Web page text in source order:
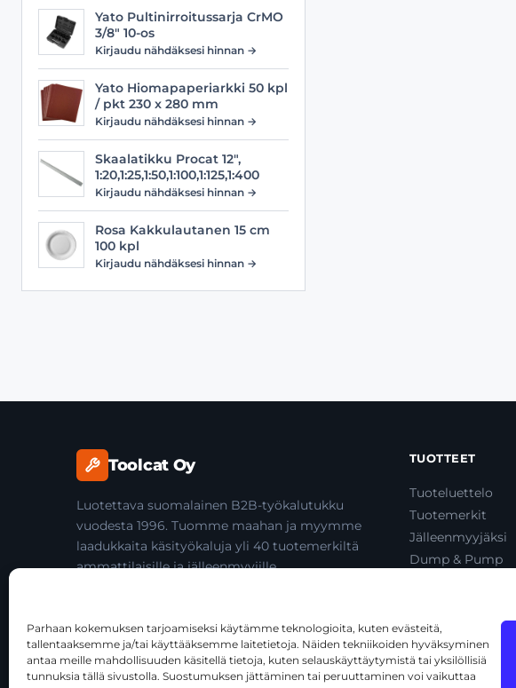
Parhaan kokemuksen tarjoamiseksi käytämme teknologioita, kuten evästeitä,
tallentaaksemme ja/tai käyttääksemme laitetietoja. Näiden tekniikoiden hyväksyminen
antaa meille mahdollisuuden käsitellä tietoja, kuten selauskäyttäytymistä tai yksilöllisiä
tunnuksia tällä sivustolla. Suostumuksen jättäminen tai peruuttaminen voi vaikuttaa
Yato Pultinirroitussarja CrMO
3/8" 10-os
Kirjaudu nähdäksesi hinnan →
Yato Hiomapaperiarkki 50 kpl
/ pkt 230 x 280 mm
Kirjaudu nähdäksesi hinnan →
Skaalatikku Procat 12",
1:20,1:25,1:50,1:100,1:125,1:400
Kirjaudu nähdäksesi hinnan →
Rosa Kakkulautanen 15 cm
100 kpl
Kirjaudu nähdäksesi hinnan →
Toolcat Oy
Luotettava suomalainen B2B-työkalutukku
vuodesta 1996. Tuomme maahan ja myymme
laadukkaita käsityökaluja yli 40 tuotemerkiltä
ammattilaisille ja jälleenmyyjille.
TUOTTEET
Tuoteluettelo
Tuotemerkit
Jälleenmyyjäksi
Dump & Pump
Tätä sivustoa suojaa reCAPTCHA, ja siihen sovelletaan Googlentietosuojakäytäntöä